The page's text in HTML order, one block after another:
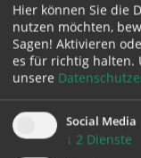
Karte:
Hier können Sie die
nutzen möchten,
Sagen! Aktivieren
es für richtig halten.
unsere
Social Media
↓ 2 Dienste